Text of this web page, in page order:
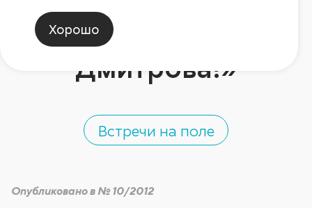
Голландию? Лучше
доедем до
Дмитрова!»
Встречи на поле
Опубликовано в № 10/2012
Хорошо